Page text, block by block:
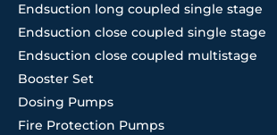
Endsuction long coupled single stage
Endsuction close coupled single stage
Endsuction close coupled multistage
Booster Set
Dosing Pumps
Fire Protection Pumps